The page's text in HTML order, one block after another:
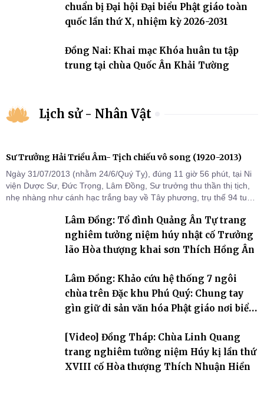
chuẩn bị Đại hội Đại biểu Phật giáo toàn
quốc lần thứ X, nhiệm kỳ 2026-2031
Đồng Nai: Khai mạc Khóa huân tu tập
trung tại chùa Quốc Ân Khải Tường
Lịch sử - Nhân Vật
Sư Trưởng Hải Triều Âm- Tịch chiếu vô song (1920-2013)
Ngày 31/07/2013 (nhằm 24/6/Quý Tỵ), đúng 11 giờ 56 phút, tại Ni
viện Dược Sư, Đức Trọng, Lâm Đồng, Sư trưởng thu thần thị tịch,
nhẹ nhàng như cánh hạc trắng bay về Tây phương, trụ thế 94 tuổi
Lâm Đồng: Tổ đình Quảng Ân Tự trang
nghiêm tưởng niệm húy nhật cố Trưởng
lão Hòa thượng khai sơn Thích Hồng Ân
Lâm Đồng: Khảo cứu hệ thống 7 ngôi
chùa trên Đặc khu Phú Quý: Chung tay
gìn giữ di sản văn hóa Phật giáo nơi biển
[Video] Đồng Tháp: Chùa Linh Quang
trang nghiêm tưởng niệm Húy kị lần thứ
XVIII cố Hòa thượng Thích Nhuận Hiền